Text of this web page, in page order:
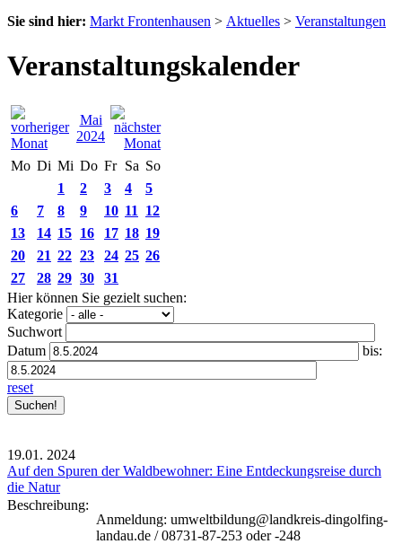
Sie sind hier: Markt Frontenhausen > Aktuelles > Veranstaltungen
Veranstaltungskalender
Mai
2024
Mo Di Mi Do Fr Sa So
1
2 3 4
5
6
7 8 9 10 11
12
13
14 15 16 17 18 19
20
21 22 23 24 25 26
27
28 29 30
31
Hier können Sie gezielt suchen:
Kategorie
Suchwort
Datum
bis:
reset
19.01. 2024
Auf den Spuren der Waldbewohner: Eine Entdeckungsreise durch
die Natur
Beschreibung:
Anmeldung: umweltbildung@landkreis-dingolfing-
landau.de / 08731-87-253 oder -248